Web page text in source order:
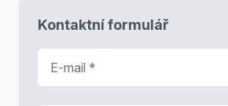
Kontaktní formulář